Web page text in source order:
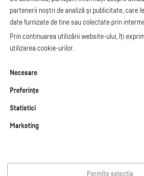
Legislaţie facturi
Facturare online
blog.factureaza.ro
Integrare
SmartFintech
Integrare
ajutor?
L-V: 09:00 - 17:00
0368 409 233
office@factureaza.ro
partenerii noștri de analiză și publicitate, care
date furnizate de tine sau colectate prin
Prin continuarea utilizării website-ului, îți
utilizarea cookie-urilor.
Necesare
Preferinţe
Statistici
Marketing
Permite selecția